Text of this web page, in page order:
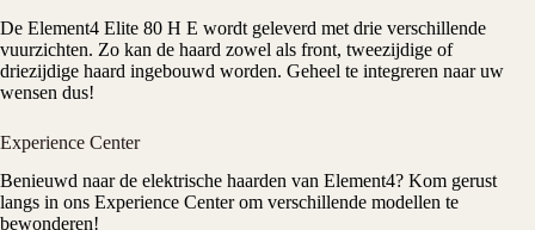
De Element4 Elite 80 H E wordt geleverd met drie verschillende
vuurzichten. Zo kan de haard zowel als front, tweezijdige of
driezijdige haard ingebouwd worden. Geheel te integreren naar uw
wensen dus!
Experience Center
Benieuwd naar de elektrische haarden van Element4? Kom gerust
langs in ons Experience Centerom verschillende modellen te
bewonderen!